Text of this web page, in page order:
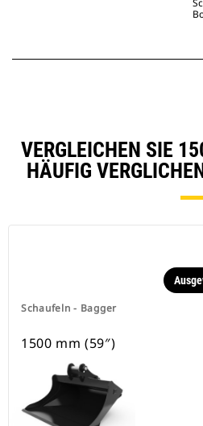
VERGLEICHEN SIE
HÄUFIG
Schaufeln - Bagger
1500 mm (59″)